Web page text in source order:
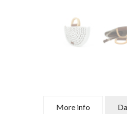
More info